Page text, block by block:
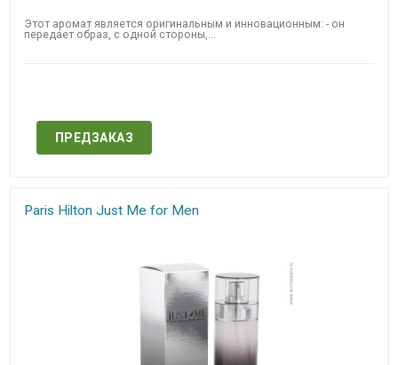
Этот аромат является оригинальным и инновационным: - он
передает образ, с одной стороны,...
ПРЕДЗАКАЗ
Paris Hilton Just Me for Men